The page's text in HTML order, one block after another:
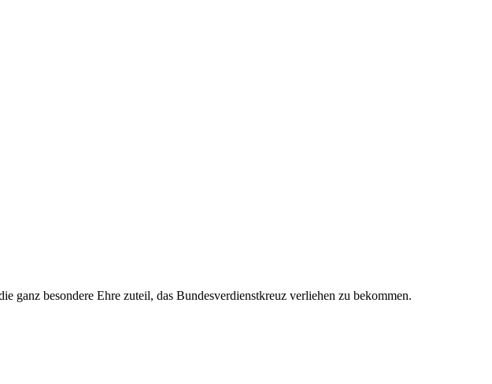
ganz besondere Ehre zuteil, das Bundesverdienstkreuz verliehen zu bekommen.